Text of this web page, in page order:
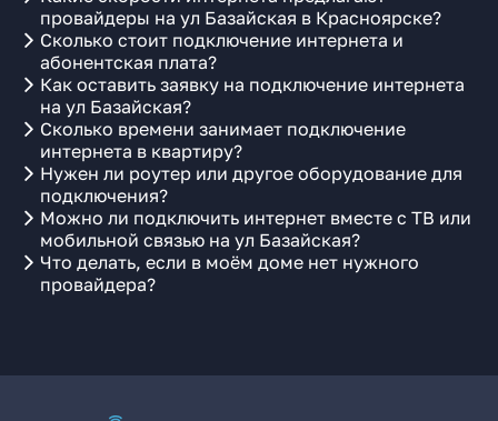
провайдеры на ул Базайская в Красноярске?
Сколько стоит подключение интернета и
абонентская плата?
Как оставить заявку на подключение интернета
на ул Базайская?
Сколько времени занимает подключение
интернета в квартиру?
Нужен ли роутер или другое оборудование для
подключения?
Можно ли подключить интернет вместе с ТВ или
мобильной связью на ул Базайская?
Что делать, если в моём доме нет нужного
провайдера?